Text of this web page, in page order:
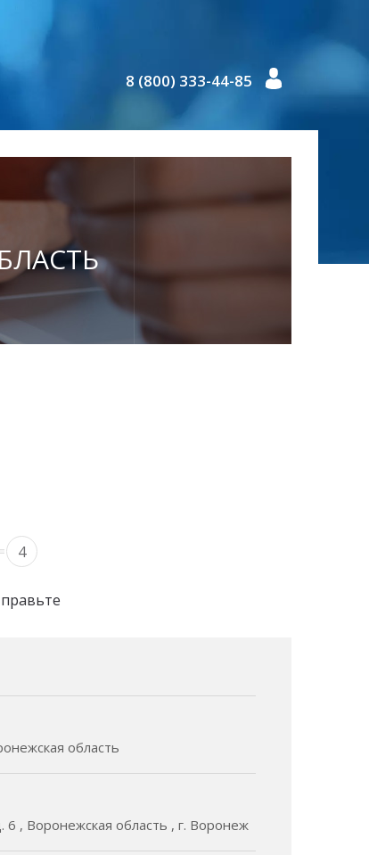
8 (800) 333-44-85
4
область
6 , Воронежская область , г. Воронеж